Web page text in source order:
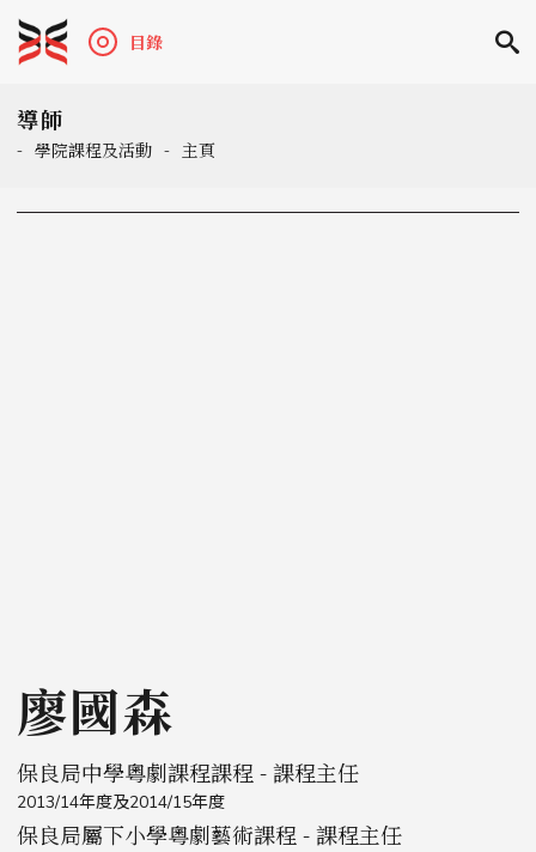
目錄
導師
- 學院課程及活動 - 主頁
廖國森
保良局中學粵劇課程課程 - 課程主任
2013/14年度及2014/15年度
保良局屬下小學粵劇藝術課程 - 課程主任